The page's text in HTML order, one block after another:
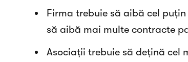
Firma trebuie să aibă cel
să aibă mai multe contracte
Asociații trebuie să dețină cel